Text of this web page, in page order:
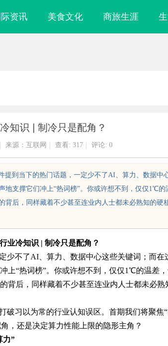
际资讯 美食文化 商旅生涯
知识 | 制冷只是配角？
来源：互联网 查看: 317 评论: 0
提到当下的热门话题，一定少不了AI、算力、数据中
地支撑它们冲上“热词榜”。你或许想不到，仅仅1℃
背后，同样藏着不少甚至连业内人士都未必熟知的硬
业冷知识 | 制冷只是配角？
少不了AI、算力、数据中心这些关键词；而在
上“热词榜”。你或许想不到，仅仅1℃的温差
背后，同样藏着不少甚至连业内人士都未必熟
破习以为常的行业认知误区。首期我们将聚焦
，还是决定算力性能上限的隐形主角？
力”
招标采购